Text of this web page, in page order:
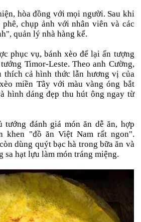
hòa đồng với mọi người. Sau khi
chụp ảnh với nhân viên và các
quản lý nhà hàng kể.
phục vụ, bánh xèo để lại ấn tượng
Timor-Leste. Theo anh Cường,
thích cả hình thức lẫn hương vị của
miền Tây với màu vàng óng bắt
hình dáng đẹp thu hút ông ngay từ
tướng đánh giá món ăn dễ ăn, hợp
khen "đồ ăn Việt Nam rất ngon".
dùng quýt bạc hà trong bữa ăn và
sa hạt lựu làm món tráng miệng.